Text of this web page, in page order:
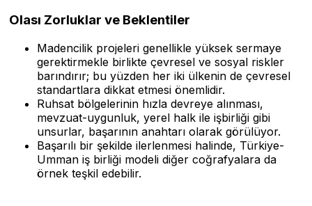
Olası Zorluklar ve Beklentiler
Madencilik projeleri genellikle yüksek sermaye
gerektirmekle birlikte çevresel ve sosyal riskler
barındırır; bu yüzden her iki ülkenin de çevresel
standartlara dikkat etmesi önemlidir.
Ruhsat bölgelerinin hızla devreye alınması,
mevzuat-uygunluk, yerel halk ile işbirliği gibi
unsurlar, başarının anahtarı olarak görülüyor.
Başarılı bir şekilde ilerlenmesi halinde, Türkiye-
Umman iş birliği modeli diğer coğrafyalara da
örnek teşkil edebilir.